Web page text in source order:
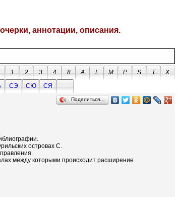
аннотации, описания.
1 2 3 4 8 A L M P S T
X
СЭ СЮ
СЯ
Поделиться…
островах С.
между которыми происходит расширение